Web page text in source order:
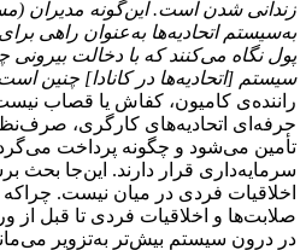
زندانی شدن است. این‌گونه مدیران
به‌سیستم اتحادیه‌ها به‌عنوان راهی
پول نگاه می‌کنند که با دخالت بیرونی
سیستم [اتحادیه‌ها در کانادا] چنین
راننده‌ی کامیون، کفاش یا قصاب
حرفه‌ای اتحادیه‌های کارگری،
تأمین می‌شود و چگونه پرداخت
سرمایه‌داری قرار دارند. این‌جا بحث
اخلاقیات فردی در میان نیست. چراکه
صلابت‌ها و اخلاقیات فردی تا قبل از
در درون سیستم بیش‌تر به‌‌تزویر